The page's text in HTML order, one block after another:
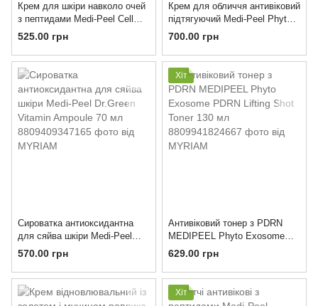
Крем для шкіри навколо очей
з пептидами Medi-Peel Cell
Toxing Demajour Repair Eye
Cream 30 мл
525.00 грн
Крем для обличчя антивіковий
підтягуючий Medi-Peel Phyto
Ex Pdrn Lifting Shot Drop Gel
Cream 50 мл
700.00 грн
Сироватка антиоксидантна
для сяйва шкіри Medi-Peel
Dr.Green Vitamin Ampoule 70
570.00 грн
Хіт
Антивіковий тонер з PDRN
MEDIPEEL Phyto Exosome
PDRN Lifting Shot Toner 130
629.00 грн
Хіт